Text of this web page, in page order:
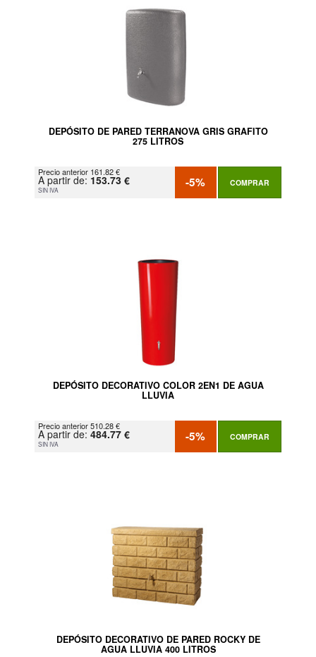
DEPÓSITO DE PARED TERRANOVA GRIS GRAFITO
275 LITROS
Precio anterior 161.82 €
A partir de: 153.73 €
SIN IVA -5% COMPRAR
DEPÓSITO DECORATIVO COLOR 2EN1 DE AGUA
LLUVIA
Precio anterior 510.28 €
A partir de: 484.77 €
SIN IVA -5% COMPRAR
DEPÓSITO DECORATIVO DE PARED ROCKY DE
AGUA LLUVIA 400 LITROS